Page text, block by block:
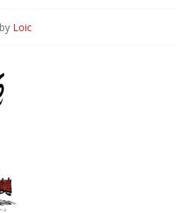
by Loic